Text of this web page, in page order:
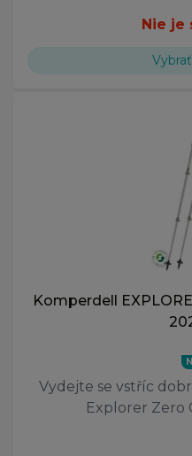
Nie je
Komperdell
Vydejte se vstříc
Explorer Zero